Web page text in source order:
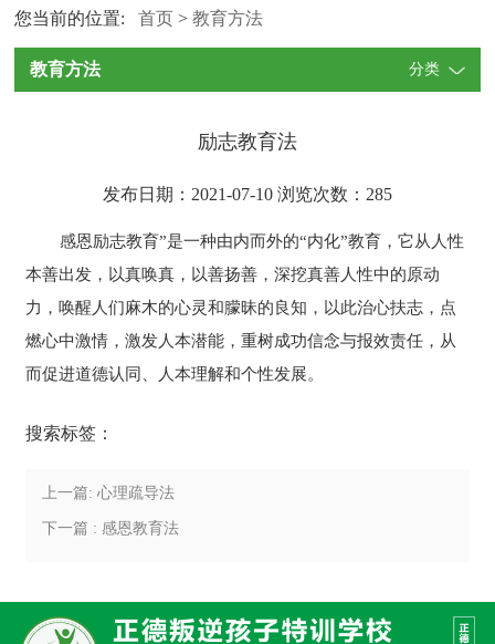
您当前的位置:首页 >教育方法
教育方法 分类
励志教育法
发布日期：2021-07-10 浏览次数： 285
感恩励志教育”是一种由内而外的“内化”教育，它从人性
本善出发，以真唤真，以善扬善，深挖真善人性中的原动
力，唤醒人们麻木的心灵和朦昧的良知，以此治心扶志，点
燃心中激情，激发人本潜能，重树成功信念与报效责任，从
而促进道德认同、人本理解和个性发展。
搜索标签：
上一篇: 心理疏导法
下一篇 : 感恩教育法